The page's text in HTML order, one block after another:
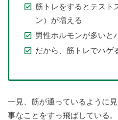
筋トレをするとテスト
ン）が増える
男性ホルモンが多いと
だから、筋トレでハゲ
一見、筋が通っているように
事なことをすっ飛ばしている。